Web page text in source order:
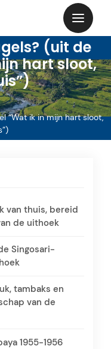
(uit de
hart sloot,
“Wat ik in mijn hart sloot,
van thuis, bereid
de uithoek
Singosari-
tambaks en
van de
1955-1956